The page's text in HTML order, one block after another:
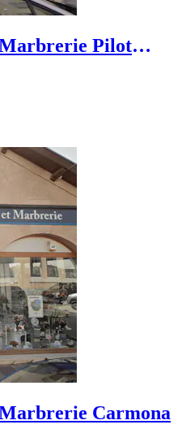
Marbrerie Pilot
Carmona